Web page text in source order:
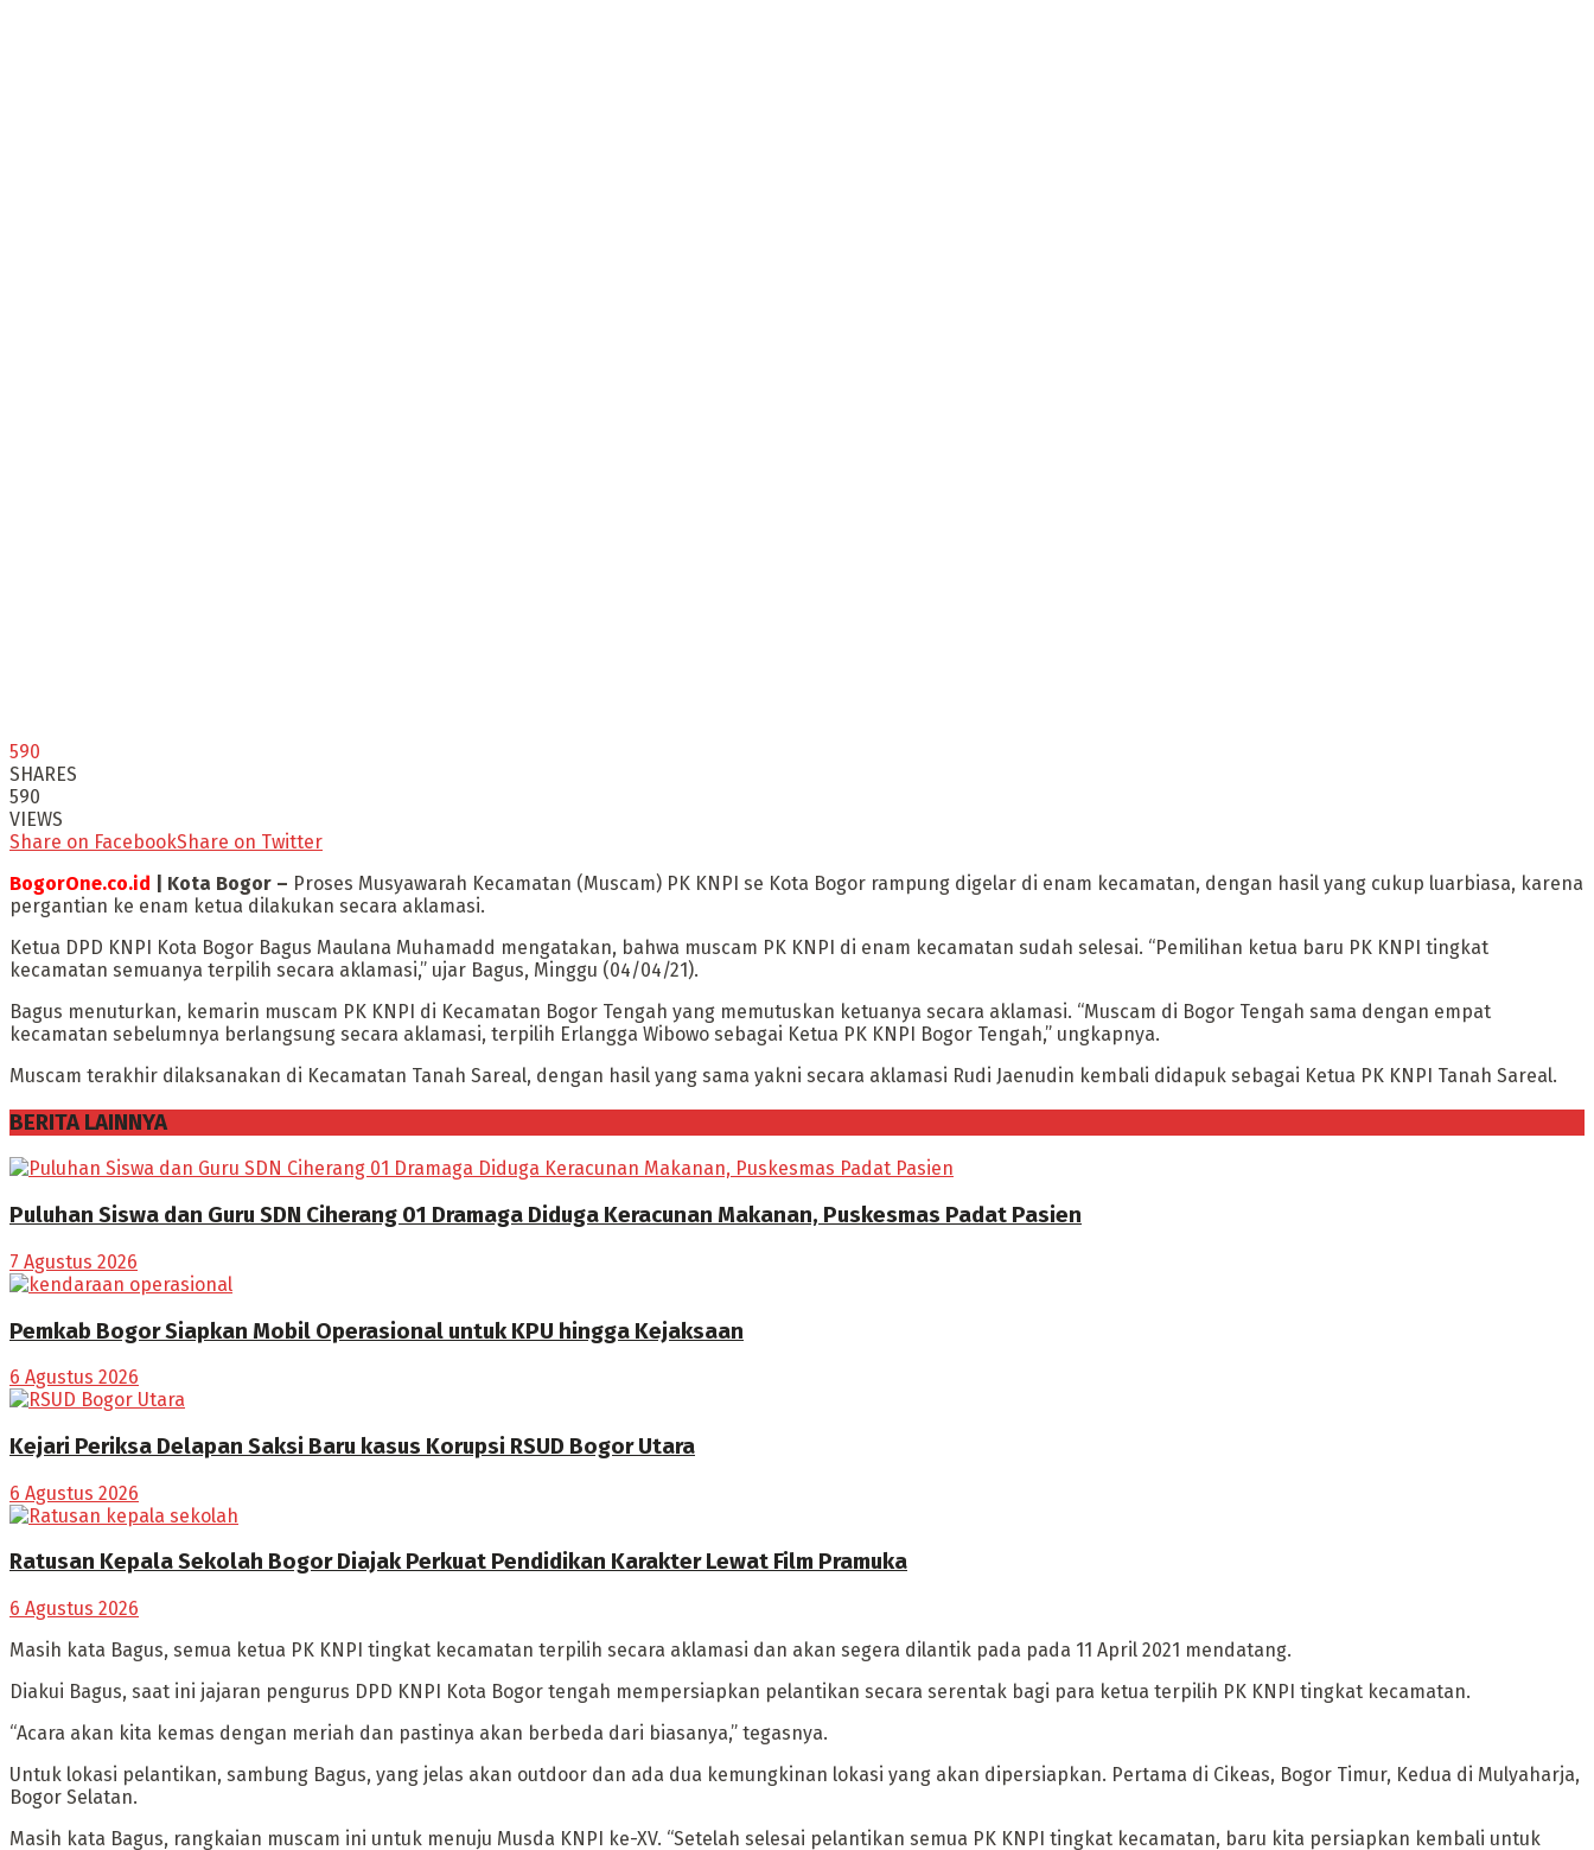
590
SHARES
590
VIEWS
Share on FacebookShare on Twitter
BogorOne.co.id | Kota Bogor – Proses Musyawarah Kecamatan (Muscam) PK KNPI se Kota Bogor rampung digelar di enam kecamatan, dengan hasil yang cukup luarbiasa, karena
pergantian ke enam ketua dilakukan secara aklamasi.
Ketua DPD KNPI Kota Bogor Bagus Maulana Muhamadd mengatakan, bahwa muscam PK KNPI di enam kecamatan sudah selesai. “Pemilihan ketua baru PK KNPI tingkat
kecamatan semuanya terpilih secara aklamasi,” ujar Bagus, Minggu (04/04/21).
Bagus menuturkan, kemarin muscam PK KNPI di Kecamatan Bogor Tengah yang memutuskan ketuanya secara aklamasi. “Muscam di Bogor Tengah sama dengan empat
kecamatan sebelumnya berlangsung secara aklamasi, terpilih Erlangga Wibowo sebagai Ketua PK KNPI Bogor Tengah,” ungkapnya.
Muscam terakhir dilaksanakan di Kecamatan Tanah Sareal, dengan hasil yang sama yakni secara aklamasi Rudi Jaenudin kembali didapuk sebagai Ketua PK KNPI Tanah Sareal.
BERITA LAINNYA
Puluhan Siswa dan Guru SDN Ciherang 01 Dramaga Diduga Keracunan Makanan, Puskesmas Padat Pasien
7 Agustus 2026
Pemkab Bogor Siapkan Mobil Operasional untuk KPU hingga Kejaksaan
6 Agustus 2026
Kejari Periksa Delapan Saksi Baru kasus Korupsi RSUD Bogor Utara
6 Agustus 2026
Ratusan Kepala Sekolah Bogor Diajak Perkuat Pendidikan Karakter Lewat Film Pramuka
6 Agustus 2026
Masih kata Bagus, semua ketua PK KNPI tingkat kecamatan terpilih secara aklamasi dan akan segera dilantik pada pada 11 April 2021 mendatang.
Diakui Bagus, saat ini jajaran pengurus DPD KNPI Kota Bogor tengah mempersiapkan pelantikan secara serentak bagi para ketua terpilih PK KNPI tingkat kecamatan.
“Acara akan kita kemas dengan meriah dan pastinya akan berbeda dari biasanya,” tegasnya.
Untuk lokasi pelantikan, sambung Bagus, yang jelas akan outdoor dan ada dua kemungkinan lokasi yang akan dipersiapkan. Pertama di Cikeas, Bogor Timur, Kedua di Mulyaharja,
Bogor Selatan.
Masih kata Bagus, rangkaian muscam ini untuk menuju Musda KNPI ke-XV. “Setelah selesai pelantikan semua PK KNPI tingkat kecamatan, baru kita persiapkan kembali untuk